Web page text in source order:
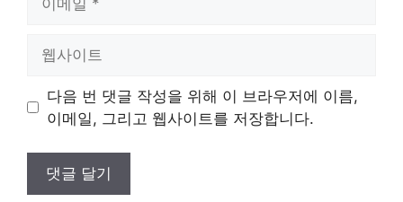
트
다음 번 댓글 작성을 위해 이 브라우저에 이름,
이메일, 그리고 웹사이트를 저장합니다.